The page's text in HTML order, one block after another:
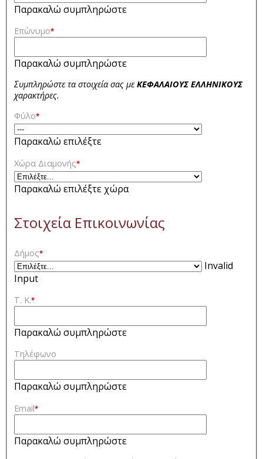
Παρακαλώ συμπληρώστε
Επώνυμο*
Παρακαλώ συμπληρώστε
Συμπληρώστε τα στοιχεία σας μεΚΕΦΑΛΑΙΟΥΣ ΕΛΛΗΝΙΚΟΥΣ
χαρακτήρες.
Φύλο*
Παρακαλώ επιλέξτε
Χώρα Διαμονής*
Παρακαλώ επιλέξτε χώρα
Στοιχεία Επικοινωνίας
Δήμος*
Invalid
Input
Τ. Κ.*
Παρακαλώ συμπληρώστε
Τηλέφωνο
Παρακαλώ συμπληρώστε
Email*
Παρακαλώ συμπληρώστε